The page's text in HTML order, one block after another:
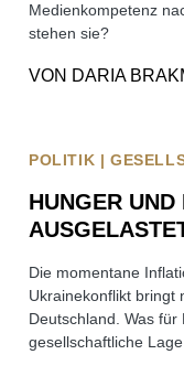
Medienkompetenz
stehen sie?
VON DARIA
POLITIK |
HUNGER
Die momentane
Ukrainekonflikt bringt
Deutschland. Was
gesellschaftliche